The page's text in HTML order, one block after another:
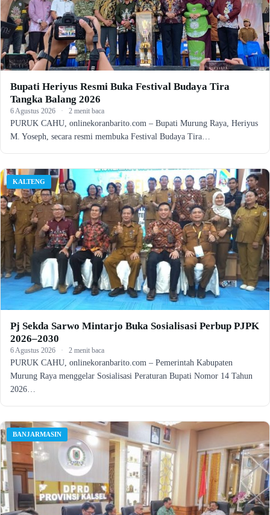
Bupati Heriyus Resmi Buka Festival Budaya Tira
Tangka Balang 2026
6 Agustus 2026 · 2 menit baca
PURUK CAHU, onlinekoranbarito.com – Bupati Murung Raya, Heriyus
M. Yoseph, secara resmi membuka Festival Budaya Tira…
KALTENG
Pj Sekda Sarwo Mintarjo Buka Sosialisasi Perbup PJPK
2026–2030
6 Agustus 2026 · 2 menit baca
PURUK CAHU, onlinekoranbarito.com – Pemerintah Kabupaten
Murung Raya menggelar Sosialisasi Peraturan Bupati Nomor 14 Tahun
2026…
BANJARMASIN